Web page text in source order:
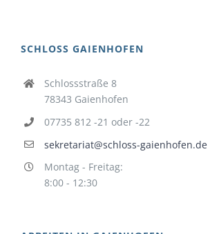
SCHLOSS GAIENHOFEN
Schlossstraße 8
78343 Gaienhofen
07735 812 -21 oder -22
sekretariat@schloss-gaienhofen.de
Montag - Freitag:
8:00 - 12:30